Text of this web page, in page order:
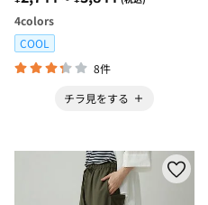
4colors
COOL
8件
チラ見をする